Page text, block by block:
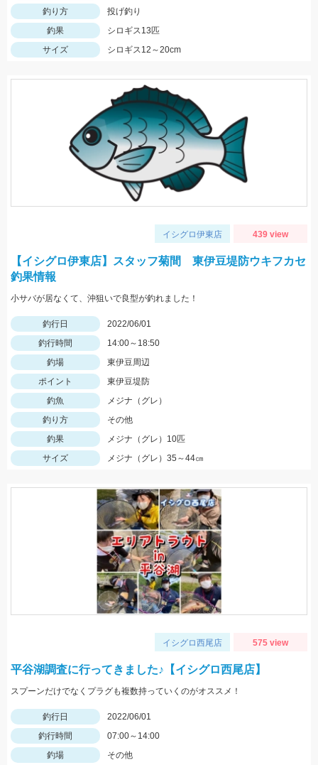
釣り方
投げ釣り
釣果
シロギス13匹
サイズ
シロギス12～20cm
イシグロ伊東店 439 view
【イシグロ伊東店】スタッフ菊間 東伊豆堤防ウキフカセ
釣果情報
小サバが居なくて、沖狙いで良型が釣れました！
釣行日
2022/06/01
釣行時間
14:00～18:50
釣場
東伊豆周辺
ポイント
東伊豆堤防
釣魚
メジナ（グレ）
釣り方
その他
釣果
メジナ（グレ）10匹
サイズ
メジナ（グレ）35～44㎝
イシグロ西尾店 575 view
平谷湖調査に行ってきました♪【イシグロ西尾店】
スプーンだけでなくプラグも複数持っていくのがオススメ！
釣行日
2022/06/01
釣行時間
07:00～14:00
釣場
その他